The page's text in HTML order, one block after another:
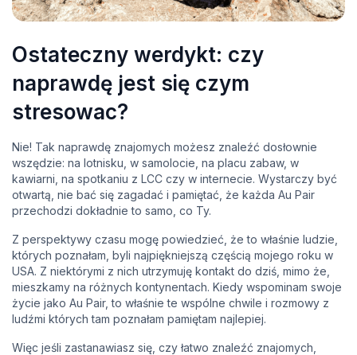
Ostateczny werdykt: czy
naprawdę jest się czym
stresowac?
Nie! Tak naprawdę znajomych możesz znaleźć dosłownie
wszędzie: na lotnisku, w samolocie, na placu zabaw, w
kawiarni, na spotkaniu z LCC czy w internecie. Wystarczy być
otwartą, nie bać się zagadać i pamiętać, że każda Au Pair
przechodzi dokładnie to samo, co Ty.
Z perspektywy czasu mogę powiedzieć, że to właśnie ludzie,
których poznałam, byli najpiękniejszą częścią mojego roku w
USA. Z niektórymi z nich utrzymuję kontakt do dziś, mimo że,
mieszkamy na różnych kontynentach. Kiedy wspominam swoje
życie jako Au Pair, to właśnie te wspólne chwile i rozmowy z
ludźmi których tam poznałam pamiętam najlepiej.
Więc jeśli zastanawiasz się, czy łatwo znaleźć znajomych,